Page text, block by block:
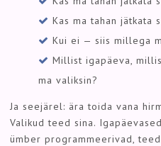
Kas ma tahan jätkata
Kui ei — siis millega
Millist igapäeva,
ma valiksin?
Ja seejärel: ära toida vana
Valikud teed sina.
ümber programmeerivad,